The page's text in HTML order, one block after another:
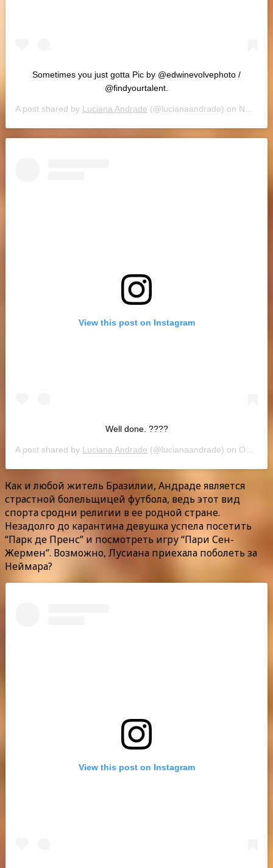
Sometimes you just gotta Pic by @edwinevolvephoto /
@findyourtalent.
A post shared by Luciana Andrade (@lucianaandrade) on Nov 10, 2018 at 2:07pm PST
View this post on Instagram
Well done. ????
A post shared by Luciana Andrade (@lucianaandrade) on Oct 18, 2018 at 2:59pm PDT
Как и любой житель Бразилии, Андраде является
страстной болельщицей футбола, ведь этот вид
спорта сродни религии в ее родной стране.
Незадолго до карантина девушка успела посетить
“Парк де Пренс” и посмотреть игру “Пари Сен-
Жермен”. Возможно, Лусиана приехала поболеть за
Неймара?
View this post on Instagram